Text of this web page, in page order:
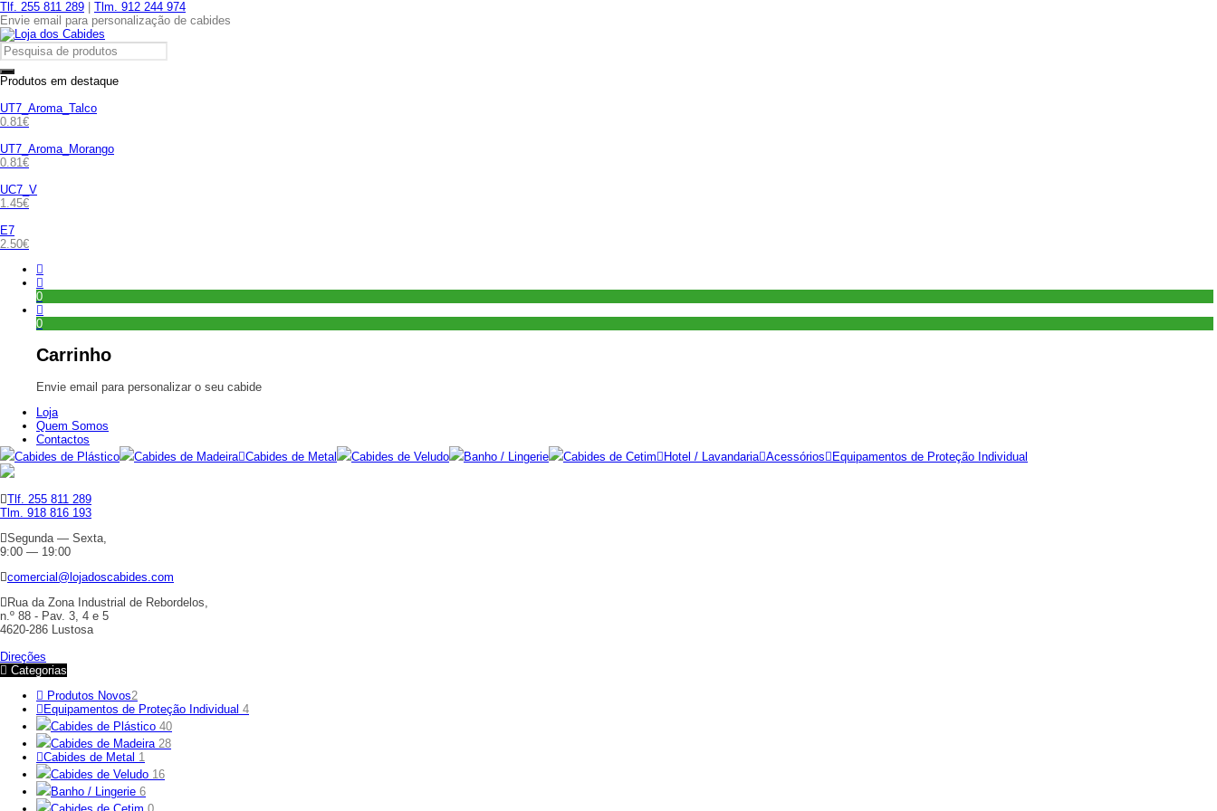
Tlf. 255 811 289
Tlm. 912 244 974
Envie email para personalização de cabides
Produtos em destaque
UT7_Aroma_Talco
0.81€
UT7_Aroma_Morango
0.81€
UC7_V
1.45€
E7
2.50€
0
0
Carrinho
Envie email para personalizar o seu cabide
Loja
Quem Somos
Contactos
Cabides de Plástico
Cabides de Madeira Cabides de Metal Cabides de Veludo Banho / Lingerie Cabides de Cetim Hotel / Lavandaria Acessórios Equipamentos de Proteção Individual
Tlf. 255 811 289
Tlm. 918 816 193
Segunda — Sexta,
9:00 — 19:00
comercial@lojadoscabides.com
Rua da Zona Industrial de Rebordelos,
n.º 88 - Pav. 3, 4 e 5
4620-286 Lustosa
Direções
Categorias
Produtos Novos2
Equipamentos de Proteção Individual 4
Cabides de Plástico 40
Cabides de Madeira 28
Cabides de Metal 1
Cabides de Veludo 16
Banho / Lingerie 6